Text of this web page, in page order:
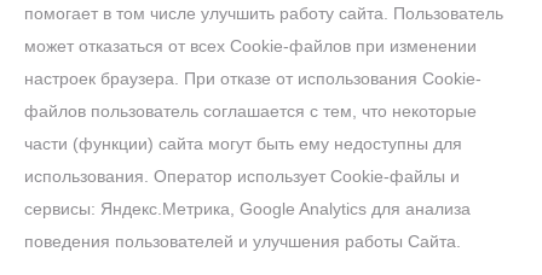
помогает в том числе улучшить работу сайта. Пользователь
может отказаться от всех Cookie-файлов при изменении
настроек браузера. При отказе от использования Сookie-
файлов пользователь соглашается с тем, что некоторые
части (функции) сайта могут быть ему недоступны для
использования. Оператор использует Cookie-файлы и
сервисы: Яндекс.Метрика, Google Analytics для анализа
поведения пользователей и улучшения работы Сайта.